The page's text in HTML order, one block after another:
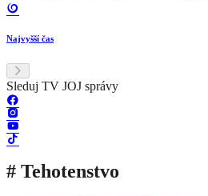
Najvyšší čas
Sleduj TV JOJ správy
# Tehotenstvo